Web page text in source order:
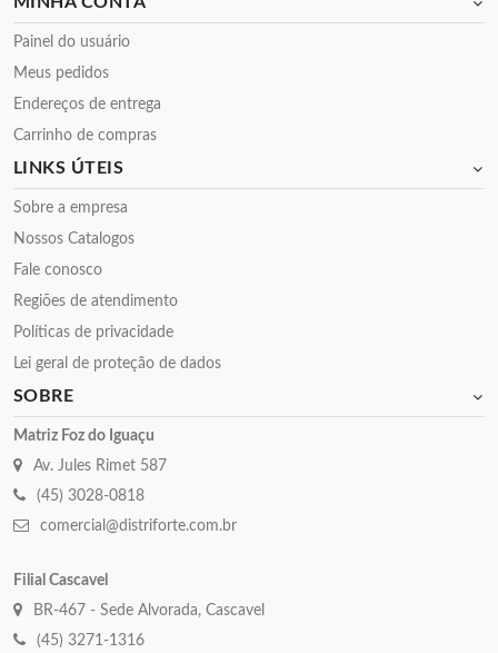
Painel do usuário
Meus pedidos
Endereços de entrega
Carrinho de compras
LINKS ÚTEIS
Sobre a empresa
Nossos Catalogos
Fale conosco
Regiões de atendimento
Políticas de privacidade
Lei geral de proteção de dados
SOBRE
Matriz Foz do Iguaçu
Av. Jules Rimet 587
(45) 3028-0818
comercial@distriforte.com.br
Filial Cascavel
BR-467 - Sede Alvorada, Cascavel
(45) 3271-1316